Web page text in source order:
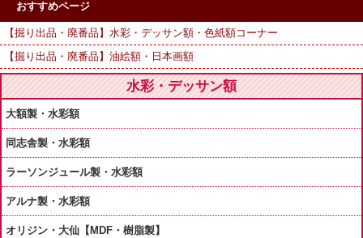
おすすめページ
【掘り出品・廃番品】水彩・デッサン額・色紙額コーナー
【掘り出品・廃番品】油絵額・日本画額
水彩・デッサン額
大額製・水彩額
同志舎製・水彩額
ラーソンジュール製・水彩額
アルナ製・水彩額
オリジン・大仙【MDF・樹脂製】